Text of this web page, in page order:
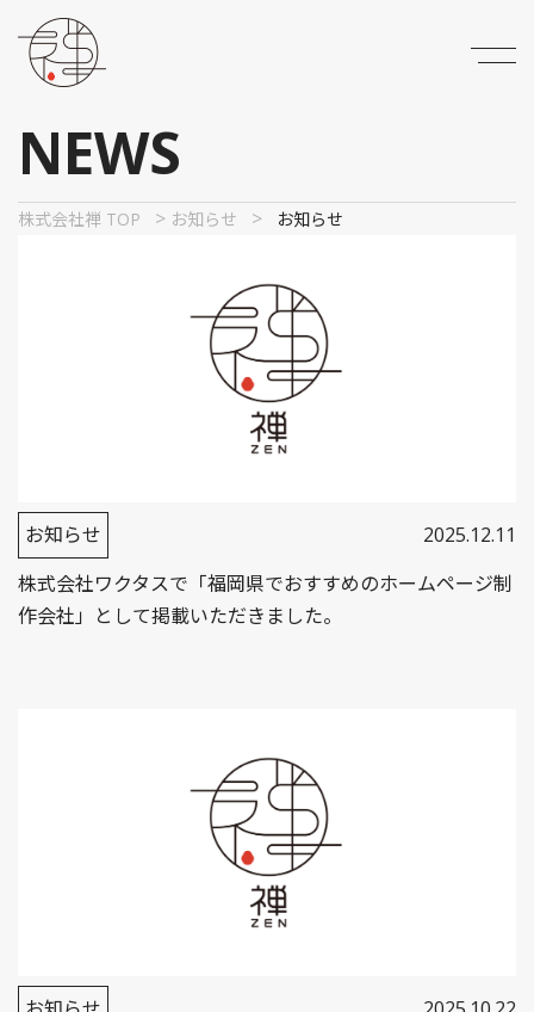
NEWS
株式会社禅 TOP > お知らせ > お知らせ
お知らせ
2025.12.11
株式会社ワクタスで「福岡県でおすすめのホームページ制
作会社」として掲載いただきました。